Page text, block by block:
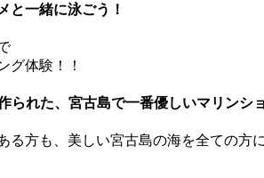
と一緒に泳ごう！
グ体験！！
られた、宮古島で一番優しいマリンシ
る方も、美しい宮古島の海を全ての方